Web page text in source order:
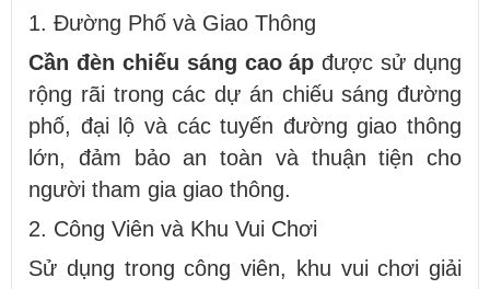
1. Đường Phố và Giao Thông
Cần đèn chiếu sáng cao ápđược sử dụng
rộng rãi trong các dự án chiếu sáng đường
phố, đại lộ và các tuyến đường giao thông
lớn, đảm bảo an toàn và thuận tiện cho
người tham gia giao thông.
2. Công Viên và Khu Vui Chơi
Sử dụng trong công viên, khu vui chơi giải